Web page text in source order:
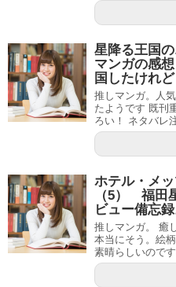
星降る王国
マンガの感
国したけれど
推しマンガ。人
たようです 既刊
ろい！ ネタバレ
ホテル・メ
（5） 福田
ビュー備忘
推しマンガ。 癒
本当にそう。絵
素晴らしいので